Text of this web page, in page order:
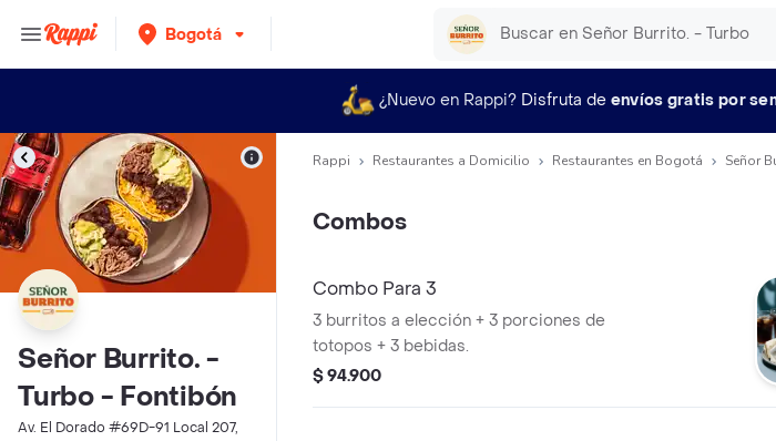
Bogotá
¿Nuevo en Rappi? Disfruta de envíos gratis por
Señor Burrito. -
Turbo - Fontibón
Av. El Dorado #69D-91 Local 207,
Rappi Restaurantes a Domicilio Restaurantes en Bogotá Señor
Combos
Combo Para 3
3 burritos a elección + 3 porciones de
totopos + 3 bebidas.
$ 94.900